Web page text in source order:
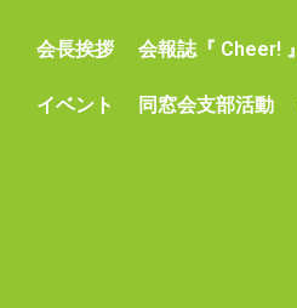
会長挨拶 会報誌『 Cheer! 』
イベント 同窓会支部活動